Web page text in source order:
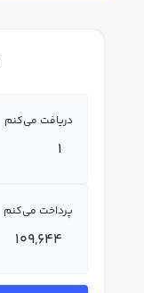
دریافت می‌کنم
پرداخت می‌کنم